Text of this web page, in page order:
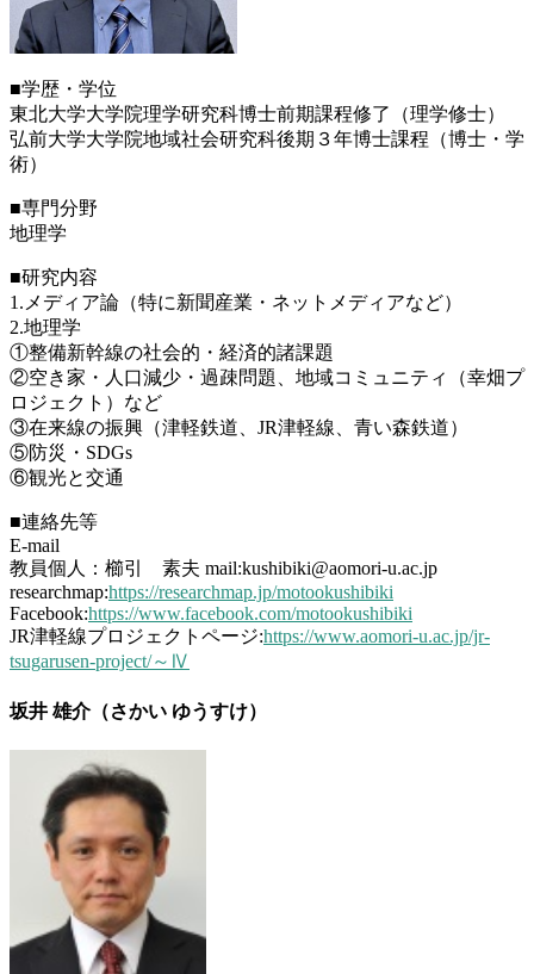
■学歴・学位
東北大学大学院理学研究科博士前期課程修了（理学修士）
弘前大学大学院地域社会研究科後期３年博士課程（博士・学
術）
■専門分野
地理学
■研究内容
1.メディア論（特に新聞産業・ネットメディアなど）
2.地理学
①整備新幹線の社会的・経済的諸課題
②空き家・人口減少・過疎問題、地域コミュニティ（幸畑プ
ロジェクト）など
③在来線の振興（津軽鉄道、JR津軽線、青い森鉄道）
⑤防災・SDGs
⑥観光と交通
■連絡先等
E-mail
教員個人：櫛引 素夫 mail:kushibiki@aomori-u.ac.jp
researchmap:https://researchmap.jp/motookushibiki
Facebook:https://www.facebook.com/motookushibiki
JR津軽線プロジェクトページ:https://www.aomori-u.ac.jp/jr-
tsugarusen-project/～Ⅳ
坂井 雄介（さかい ゆうすけ）